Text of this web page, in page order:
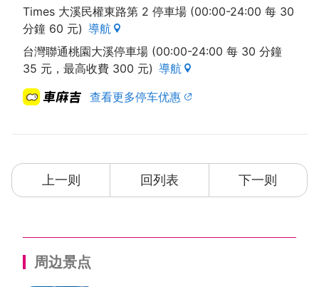
Times 大溪民權東路第 2 停車場 (00:00-24:00 每 30
分鐘 60 元) 導航
台灣聯通桃園大溪停車場 (00:00-24:00 每 30 分鐘
35 元，最高收費 300 元) 導航
查看更多停车优惠
上一则 回列表 下一则
周边景点